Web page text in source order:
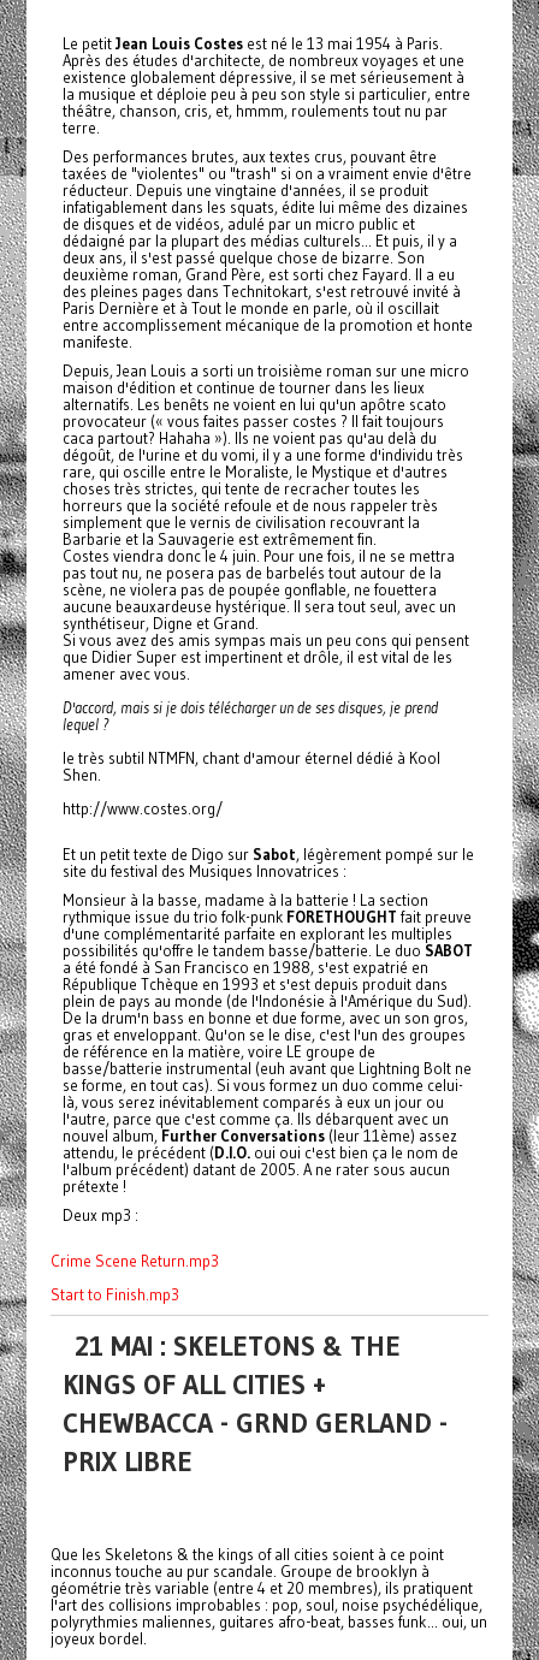
Le petitJean Louis Costesest né le 13 mai 1954 à Paris.
Après des études d'architecte, de nombreux voyages et une
existence globalement dépressive, il se met sérieusement à
la musique et déploie peu à peu son style si particulier, entre
théâtre, chanson, cris, et, hmmm, roulements tout nu par
terre.
Des performances brutes, aux textes crus, pouvant être
taxées de "violentes" ou "trash" si on a vraiment envie d'être
réducteur. Depuis une vingtaine d'années, il se produit
infatigablement dans les squats, édite lui même des dizaines
de disques et de vidéos, adulé par un micro public et
dédaigné par la plupart des médias culturels... Et puis, il y a
deux ans, il s'est passé quelque chose de bizarre. Son
deuxième roman, Grand Père, est sorti chez Fayard. Il a eu
des pleines pages dans Technitokart, s'est retrouvé invité à
Paris Dernière et à Tout le monde en parle, où il oscillait
entre accomplissement mécanique de la promotion et honte
manifeste.
Depuis, Jean Louis a sorti un troisième roman sur une micro
maison d'édition et continue de tourner dans les lieux
alternatifs. Les benêts ne voient en lui qu'un apôtre scato
provocateur (« vous faites passer costes ? Il fait toujours
caca partout? Hahaha »). Ils ne voient pas qu'au delà du
dégoût, de l'urine et du vomi, il y a une forme d'individu très
rare, qui oscille entre le Moraliste, le Mystique et d'autres
choses très strictes, qui tente de recracher toutes les
horreurs que la société refoule et de nous rappeler très
simplement que le vernis de civilisation recouvrant la
Barbarie et la Sauvagerie est extrêmement fin.
Costes viendra donc le 4 juin. Pour une fois, il ne se mettra
pas tout nu, ne posera pas de barbelés tout autour de la
scène, ne violera pas de poupée gonflable, ne fouettera
aucune beauxardeuse hystérique. Il sera tout seul, avec un
synthétiseur, Digne et Grand.
Si vous avez des amis sympas mais un peu cons qui pensent
que Didier Super est impertinent et drôle, il est vital de les
amener avec vous.
D'accord, mais si je dois télécharger un de ses disques, je prend
lequel ?
le très subtil NTMFN, chant d'amour éternel dédié à Kool
Shen.
http://www.costes.org/
Et un petit texte de Digo sur Sabot, légèrement pompé sur le
site du festival des Musiques Innovatrices :
Monsieur à la basse, madame à la batterie ! La section
rythmique issue du trio folk-punk FORETHOUGHT fait preuve
d'une complémentarité parfaite en explorant les multiples
possibilités qu'offre le tandem basse/batterie. Le duo SABOT
a été fondé à San Francisco en 1988, s'est expatrié en
République Tchèque en 1993 et s'est depuis produit dans
plein de pays au monde (de l'Indonésie à l'Amérique du Sud).
De la drum'n bass en bonne et due forme, avec un son gros,
gras et enveloppant. Qu'on se le dise, c'est l'un des groupes
de référence en la matière, voire LE groupe de
basse/batterie instrumental (euh avant que Lightning Bolt ne
se forme, en tout cas). Si vous formez un duo comme celui-
là, vous serez inévitablement comparés à eux un jour ou
l'autre, parce que c'est comme ça. Ils débarquent avec un
nouvel album, Further Conversations (leur 11ème) assez
attendu, le précédent (D.I.O.oui oui c'est bien ça le nom de
l'album précédent) datant de 2005. A ne rater sous aucun
prétexte !
Deux mp3 :
Crime Scene Return.mp3
Start to Finish.mp3
21 MAI : SKELETONS & THE
KINGS OF ALL CITIES +
CHEWBACCA - GRND GERLAND -
PRIX LIBRE
Que les Skeletons & the kings of all cities soient à ce point
inconnus touche au pur scandale. Groupe de brooklyn à
géométrie très variable (entre 4 et 20 membres), ils pratiquent
l'art des collisions improbables : pop, soul, noise psychédélique,
polyrythmies maliennes, guitares afro-beat, basses funk... oui, un
joyeux bordel.